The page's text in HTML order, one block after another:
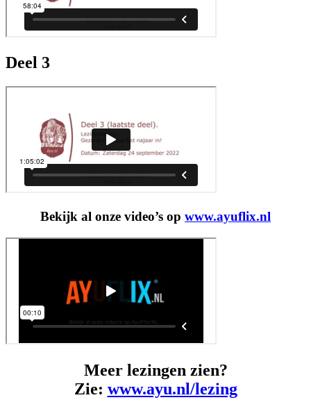
Deel 3
Bekijk al onze video’s op www.ayuflix.nl
Meer lezingen zien?
Zie: www.ayu.nl/lezing